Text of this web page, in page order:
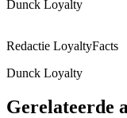
Dunck Loyalty
Redactie LoyaltyFacts
Dunck Loyalty
Gerelateerde